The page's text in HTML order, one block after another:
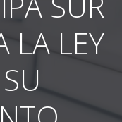
LA LEY